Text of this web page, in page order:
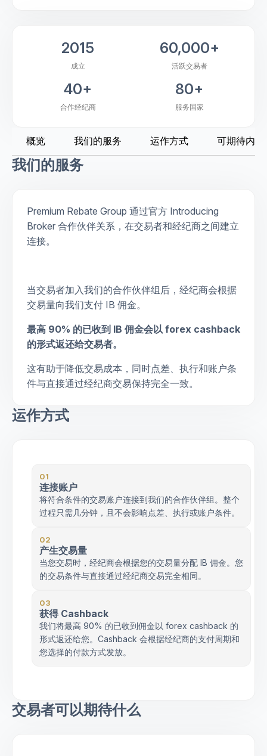
2015
成立
60,000+
活跃交易者
40+
合作经纪商
80+
服务国家
概览 我们的服务 运作方式 可期待内容
我们的服务
Premium Rebate Group 通过官方 Introducing
Broker 合作伙伴关系，在交易者和经纪商之间建立
连接。
当交易者加入我们的合作伙伴组后，经纪商会根据
交易量向我们支付 IB 佣金。
最高 90% 的已收到 IB 佣金会以 forex cashback
的形式返还给交易者。
这有助于降低交易成本，同时点差、执行和账户条
件与直接通过经纪商交易保持完全一致。
运作方式
01
连接账户
将符合条件的交易账户连接到我们的合作伙伴组。整个
过程只需几分钟，且不会影响点差、执行或账户条件。
02
产生交易量
当您交易时，经纪商会根据您的交易量分配 IB 佣金。您
的交易条件与直接通过经纪商交易完全相同。
03
获得 Cashback
我们将最高 90% 的已收到佣金以 forex cashback 的
形式返还给您。Cashback 会根据经纪商的支付周期和
您选择的付款方式发放。
交易者可以期待什么